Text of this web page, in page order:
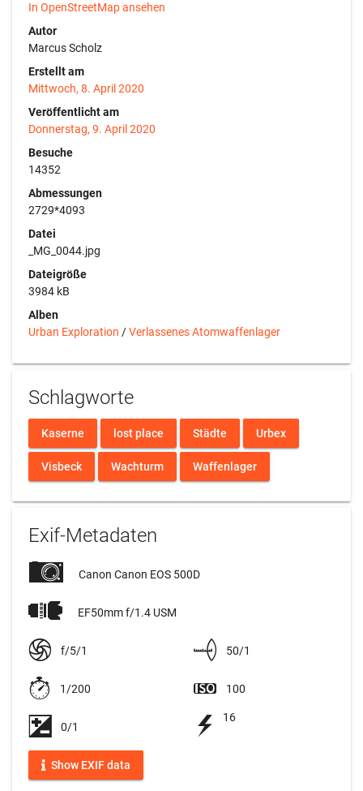
In OpenStreetMap ansehen
Autor
Marcus Scholz
Erstellt am
Mittwoch, 8. April 2020
Veröffentlicht am
Donnerstag, 9. April 2020
Besuche
14352
Abmessungen
2729*4093
Datei
_MG_0044.jpg
Dateigröße
3984 kB
Alben
Urban Exploration /Verlassenes Atomwaffenlager
Schlagworte
Kaserne lost place Städte Urbex
Visbeck Wachturm Waffenlager
Exif-Metadaten
Canon Canon EOS 500D
EF50mm f/1.4 USM
f/5/1 50/1
1/200 100
0/1
16
Show EXIF data